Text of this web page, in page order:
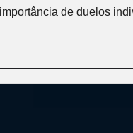
de duelos